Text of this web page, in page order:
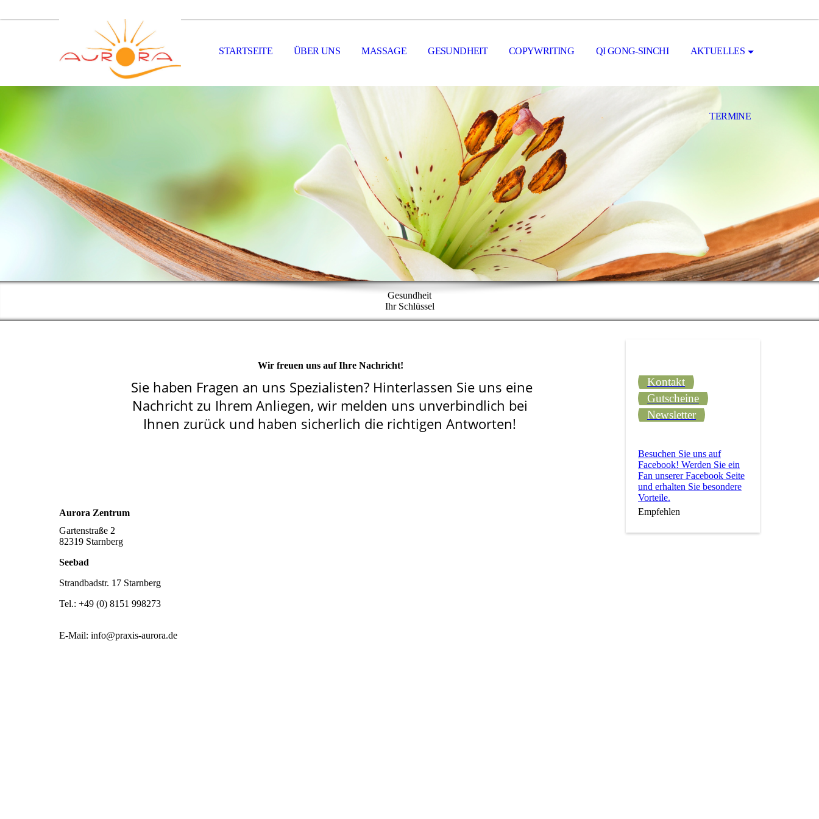
STARTSEITE ÜBER UNS MASSAGE GESUNDHEIT COPYWRITING QI GONG-SINCHI AKTUELLES
TERMINE
Gesundheit
Ihr Schlüssel
Wir freuen uns auf Ihre Nachricht!
Sie haben Fragen an uns Spezialisten? Hinterlassen Sie uns eine
Nachricht zu Ihrem Anliegen, wir melden uns unverbindlich bei
Ihnen zurück und haben sicherlich die richtigen Antworten!
Aurora Zentrum
Gartenstraße 2
82319 Starnberg
Seebad
Strandbadstr. 17 Starnberg
Tel.: +49 (0) 8151 998273
E-Mail: info@praxis-aurora.de
Kontakt
Gutscheine
Newsletter
Besuchen Sie uns auf
Facebook! Werden Sie ein
Fan unserer Facebook Seite
und erhalten Sie besondere
Vorteile.
Empfehlen